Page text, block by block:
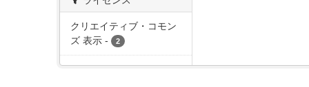
クリエイティブ・コモン
ズ 表示 - 2